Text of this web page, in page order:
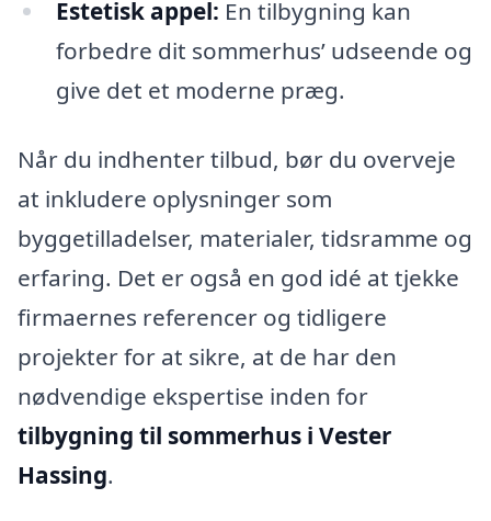
Estetisk appel: En tilbygning kan
forbedre dit sommerhus’ udseende og
give det et moderne præg.
Når du indhenter tilbud, bør du overveje
at inkludere oplysninger som
byggetilladelser, materialer, tidsramme og
erfaring. Det er også en god idé at tjekke
firmaernes referencer og tidligere
projekter for at sikre, at de har den
nødvendige ekspertise inden for
tilbygning til sommerhus i Vester
Hassing.